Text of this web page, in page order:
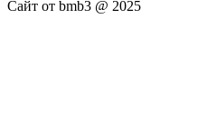
Сайт от bmb3 @ 2025